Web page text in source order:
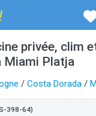
privée, clim
Miami Platja
/ Costa Dorada /
398-64)